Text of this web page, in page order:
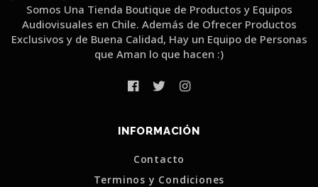
Somos Una Tienda Boutique de Productos y Equipos
Audiovisuales en Chile. Además de Ofrecer Productos
Exclusivos y de Buena Calidad, Hay un Equipo de Personas
que Aman lo que hacen :)
INFORMACIÓN
Contacto
Terminos y Condiciones